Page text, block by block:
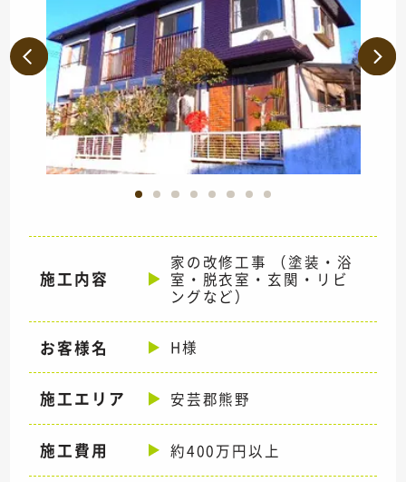
施工内容
家の改修工事 （塗装・浴
室・脱衣室・玄関・リビ
ングなど）
お客様名 H様
施工エリア 安芸郡熊野
施工費用 約400万円以上